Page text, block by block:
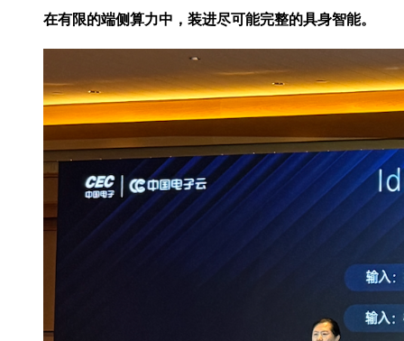
在有限的端侧算力中，装进尽可能完整的具身智能。